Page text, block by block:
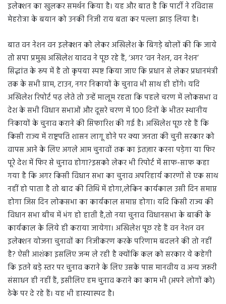
इलेक्शन का खुलकर समर्थन किया है। यह और बात है कि पार्टी ने रविदास
मेहरोत्रा के बयान को उनकी निजी राय बता कर पल्ला झाड़ लिया है।
बात वन नेशन वन इलेक्शन को लेकर अखिलेश के बिगड़े बोलों की कि जाये
तो सपा प्रमुख अखिलेश यादव ने पूछ रहे हैं, ‘अगर ‘वन नेशन, वन नेशन’
सिद्धांत के रूप में है तो कृपया स्पष्ट किया जाए कि प्रधान से लेकर प्रधानमंत्री
तक के सभी ग्राम, टाउन, नगर निकायों के चुनाव भी साथ ही होंगे। यदि
अखिलेश रिपोर्ट पढ़ लेते तो उन्हें मालूम रहता कि पहले चरण में लोकसभा व
देश के सभी विधान सभाओं और दूसरे चरण में 100 दिनों के भीतर स्थानीय
निकायों के चुनाव कराने की सिफारिश की गई है। अखिलेश पूछ रहे हैं कि
किसी राज्य में राष्ट्रपति शासन लागू होने पर क्या जनता की चुनी सरकार को
वापस आने के लिए अगले आम चुनावों तक का इंतज़ार करना पड़ेगा या फिर
पूरे देश में फिर से चुनाव होगा?इसको लेकर भी रिपोर्ट में साफ-साफ कहा
गया है कि अगर किसी विधान सभा का चुनाव अपरिहार्य कारणों से एक साथ
नहीं हो पाता है तो बाद की तिथि में होगा,लेकिन कार्यकाल उसी दिन समाप्त
होगा जिस दिन लोकसभा का कार्यकाल समाप्त होगा। यदि किसी राज्य की
विधान सभा बीच में भंग हो हाती है,तो नया चुनाव विधानसभा के बाकी के
कार्यकाल के लिये ही कराया जायेगा। अखिलेश पूछ रहे हैं वन नेशन वन
इलेक्शन योजना चुनावों का निजीकरण करके परिणाम बदलने की तो नहीं
है? ऐसी आशंका इसलिए जन्म ले रही है क्योंकि कल को सरकार ये कहेगी
कि इतने बड़े स्तर पर चुनाव कराने के लिए उसके पास मानवीय व अन्य जरूरी
संसाधन ही नहीं हैं, इसीलिए हम चुनाव कराने का काम भी (अपने लोगों को)
ठेके पर दे रहे हैं। यह भी हास्यास्पद है।